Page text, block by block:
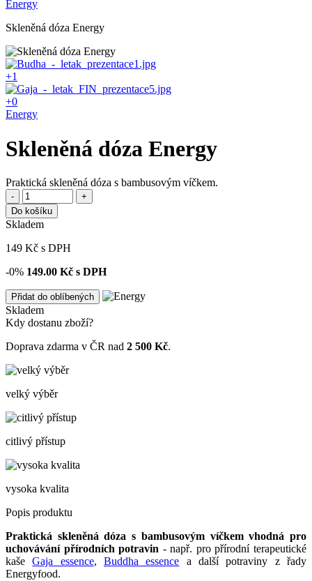
Energy
Skleněná dóza Energy
+1
+0
Energy
Skleněná dóza Energy
Praktická skleněná dóza s bambusovým víčkem.
-
+
Do košíku
Skladem
149 Kč s DPH
-0% 149.00 Kč s DPH
Přidat do oblíbených
Skladem
Kdy dostanu zboží?
Doprava zdarma v ČR nad 2 500 Kč.
velký výběr
citlivý přístup
vysoka kvalita
Popis produktu
Praktická skleněná dóza s bambusovým víčkem vhodná pro
uchovávání přírodních potravin - např. pro přírodní terapeutické
kašeGaja essence,Buddha essence a další potraviny z řady
Energyfood.